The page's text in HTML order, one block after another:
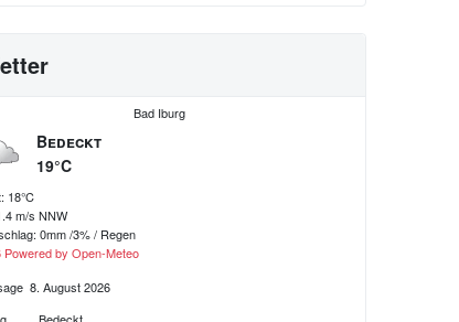
Bad Iburg
Bedeckt
19°C
18°C
m/s NNW
0mm/3%/ Regen
by Open-Meteo
8. August 2026